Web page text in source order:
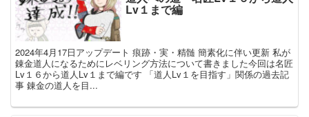
Lv１まで編
2024年4月17日アップデート 痕跡・実・精髄 簡素化に伴い更新 私が
錬金道人になるためにレベリング方法について書きました今回は名匠
Lv１６から道人Lv１まで編です 「道人Lv１を目指す」関係の過去記
事 錬金の道人を目...